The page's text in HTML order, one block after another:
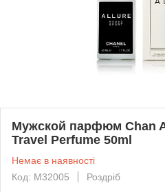
Мужской парфюм Chan
Travel Perfume 50ml
Немає в наявності
Код: M32005
Роздріб